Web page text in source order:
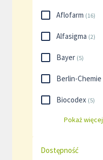
Aflofarm (16)
Alfasigma (2)
Bayer (5)
Berlin-Chemie
Biocodex (5)
Pokaż więcej
Dostępność